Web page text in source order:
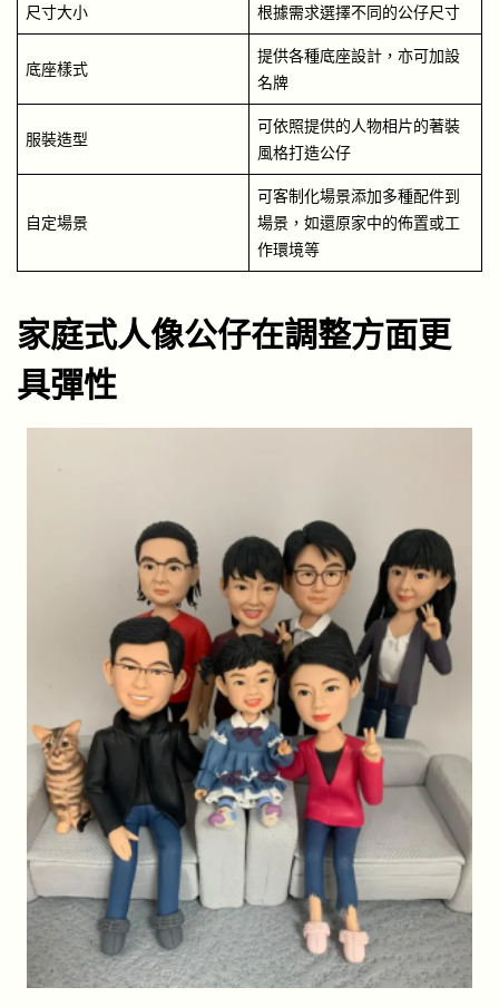
尺寸大小
根據需求選擇不同的公仔尺寸
底座樣式
提供各種底座設計，亦可加設
名牌
服裝造型
可依照提供的人物相片的著裝
風格打造公仔
自定場景
可客制化場景添加多種配件到
場景，如還原家中的佈置或工
作環境等
家庭式人像公仔在調整方面更
具彈性